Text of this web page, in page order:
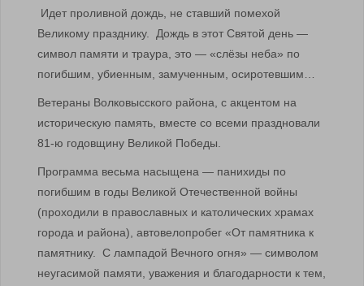
Идет проливной дождь, не ставший помехой
Великому празднику. Дождь в этот Святой день —
символ памяти и траура, это — «слёзы неба» по
погибшим, убиенным, замученным, осиротевшим…
Ветераны Волковысского района, с акцентом на
историческую память, вместе со всеми праздновали
81-ю годовщину Великой Победы.
Программа весьма насыщена — панихиды по
погибшим в годы Великой Отечественной войны
(проходили в православных и католических храмах
города и района), автовелопробег «От памятника к
памятнику. С лампадой Вечного огня» — символом
неугасимой памяти, уважения и благодарности к тем,